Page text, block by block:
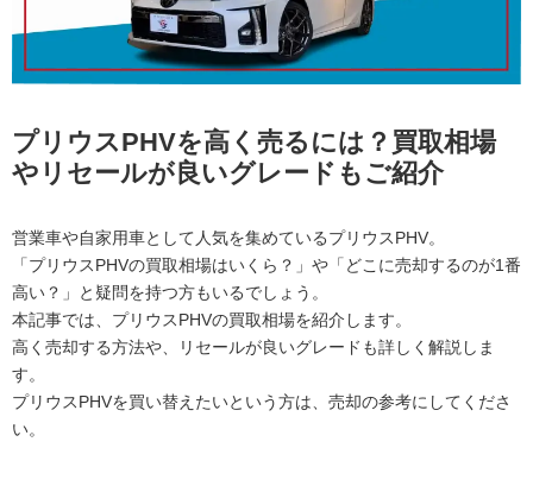
プリウスPHVを高く売るには？買取相場
やリセールが良いグレードもご紹介
営業車や自家用車として人気を集めているプリウスPHV。
「プリウスPHVの買取相場はいくら？」や「どこに売却するのが1番
高い？」と疑問を持つ方もいるでしょう。
本記事では、プリウスPHVの買取相場を紹介します。
高く売却する方法や、リセールが良いグレードも詳しく解説しま
す。
プリウスPHVを買い替えたいという方は、売却の参考にしてくださ
い。